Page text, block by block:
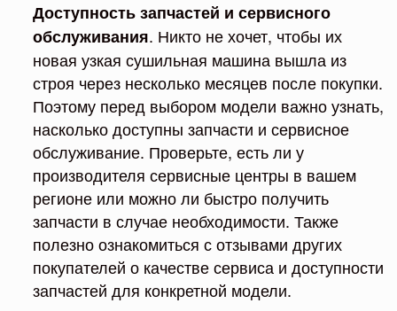
Доступность запчастей и сервисного
обслуживания. Никто не хочет, чтобы их
новая узкая сушильная машина вышла из
строя через несколько месяцев после покупки.
Поэтому перед выбором модели важно узнать,
насколько доступны запчасти и сервисное
обслуживание. Проверьте, есть ли у
производителя сервисные центры в вашем
регионе или можно ли быстро получить
запчасти в случае необходимости. Также
полезно ознакомиться с отзывами других
покупателей о качестве сервиса и доступности
запчастей для конкретной модели.